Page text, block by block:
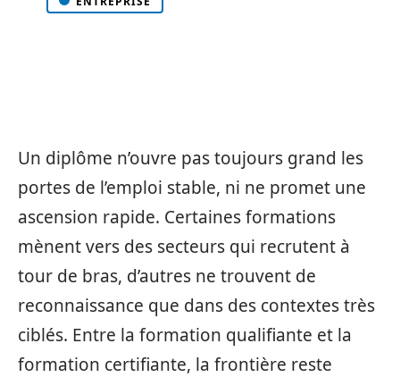
Un diplôme n’ouvre pas toujours grand les
portes de l’emploi stable, ni ne promet une
ascension rapide. Certaines formations
mènent vers des secteurs qui recrutent à
tour de bras, d’autres ne trouvent de
reconnaissance que dans des contextes très
ciblés. Entre la formation qualifiante et la
formation certifiante, la frontière reste